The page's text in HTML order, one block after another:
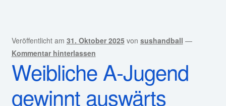
Veröffentlicht am 31. Oktober 2025 von sushandball —
Kommentar hinterlassen
Weibliche A-Jugend
gewinnt auswärts